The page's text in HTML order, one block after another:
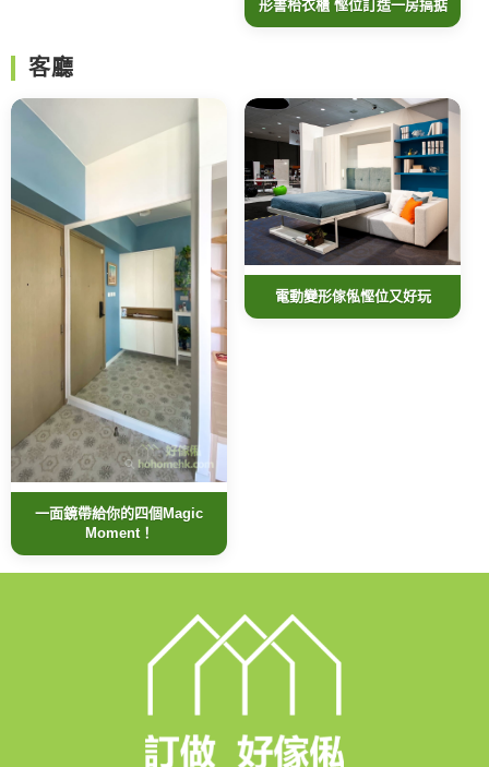
形書枱衣櫃 慳位訂造一房搞掂
客廳
一面鏡帶給你的四個Magic
Moment！
電動變形傢俬慳位又好玩